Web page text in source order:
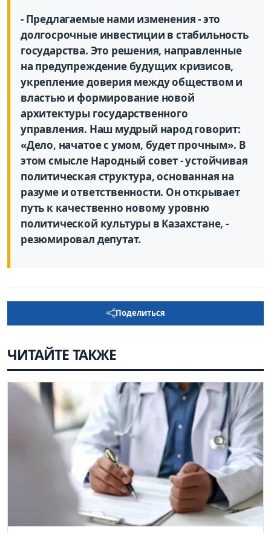
- Предлагаемые нами изменения - это
долгосрочные инвестиции в стабильность
государства. Это решения, направленные
на предупреждение будущих кризисов,
укрепление доверия между обществом и
властью и формирование новой
архитектуры государственного
управления. Наш мудрый народ говорит:
«Дело, начатое с умом, будет прочным». В
этом смысле Народный совет - устойчивая
политическая структура, основанная на
разуме и ответственности. Он открывает
путь к качественно новому уровню
политической культуры в Казахстане, -
резюмировал депутат.
Поделиться
ЧИТАЙТЕ ТАКЖЕ